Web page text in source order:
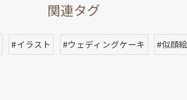
関連タグ
#イラスト #ウェディングケーキ #似顔絵